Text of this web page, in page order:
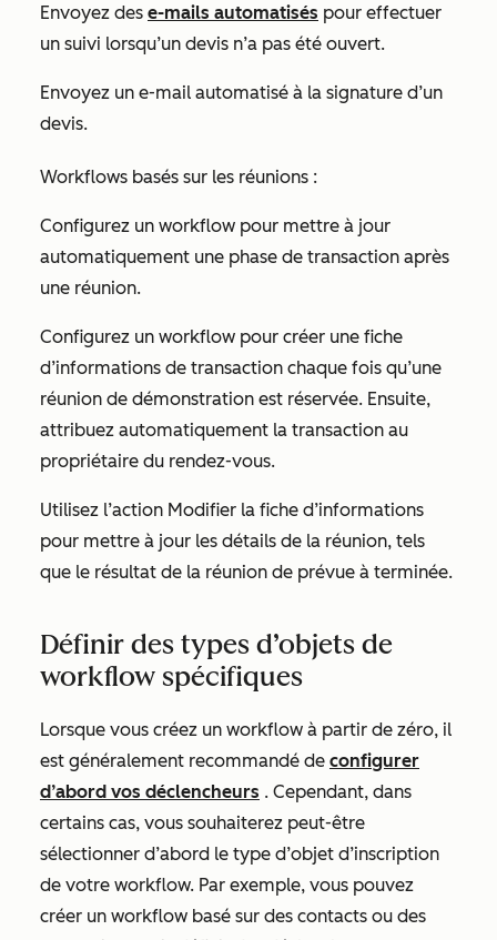
Envoyez des e-mails automatisés pour effectuer
un suivi lorsqu’un devis n’a pas été ouvert.
Envoyez un e-mail automatisé à la signature d’un
devis.
Workflows basés sur les réunions :
Configurez un workflow pour mettre à jour
automatiquement une phase de transaction après
une réunion.
Configurez un workflow pour créer une fiche
d’informations de transaction chaque fois qu’une
réunion de démonstration est réservée. Ensuite,
attribuez automatiquement la transaction au
propriétaire du rendez-vous.
Utilisez l’action Modifier la fiche d’informations
pour mettre à jour les détails de la réunion, tels
que le résultat de la réunion de prévue à terminée.
Définir des types d’objets de
workflow spécifiques
Lorsque vous créez un workflow à partir de zéro, il
est généralement recommandé de configurer
d’abord vos déclencheurs . Cependant, dans
certains cas, vous souhaiterez peut-être
sélectionner d’abord le type d’objet d’inscription
de votre workflow. Par exemple, vous pouvez
créer un workflow basé sur des contacts ou des